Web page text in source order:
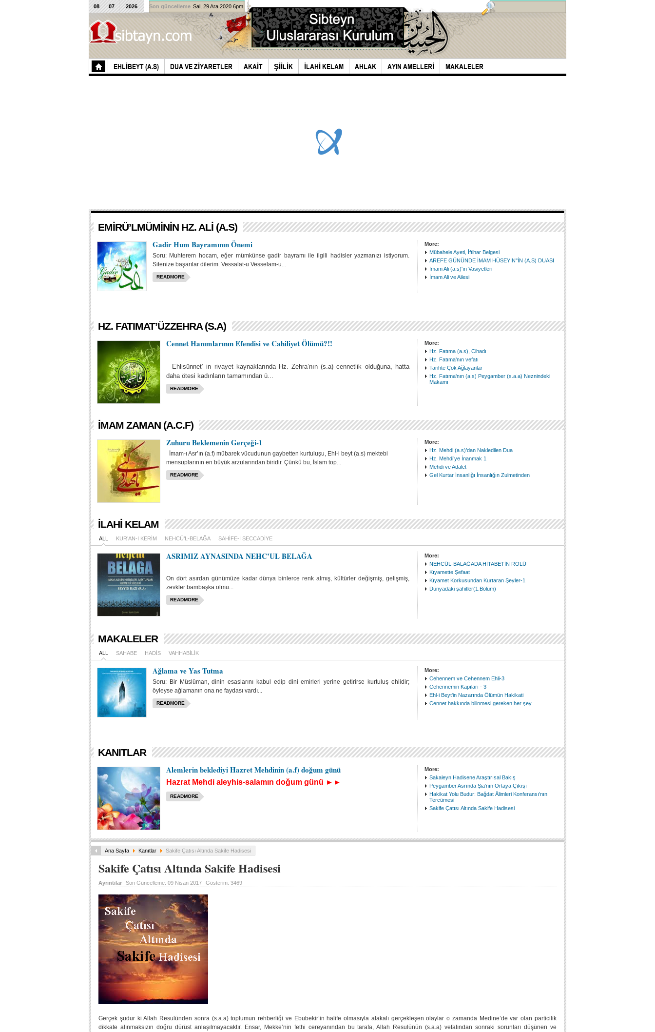
EHLIBEYT (A.S) DUA VE ZIYARETLER AKAIT ŞIILIK İLAHI KELAM AHLAK AYIN AMELLERI MAKALELER
08 07 2026 Son güncelleme Sal, 29 Ara 2020 6pm
EMIRÜ’LMÜMININ HZ. ALI (A.S)
Gadir Hum Bayramının Önemi
Soru: Muhterem hocam, eğer mümkünse gadir bayramı ile ilgili hadisler yazmanızı istiyorum.
Sitenize başarılar dilerim. Vessalat-u Vesselam-u...
READMORE
More:
Mübahele Ayeti, İftihar Belgesi
AREFE GÜNÜNDE İMAM HÜSEYİN"İN (A.S) DUASI
İmam Ali (a.s)'ın Vasiyetleri
İmam Ali ve Ailesi
HZ. FATIMAT’ÜZZEHRA (S.A)
Cennet Hanımlarının Efendisi ve Cahiliyet Ölümü?!!
Ehlisünnet’ in rivayet kaynaklarında Hz. Zehra’nın (s.a) cennetlik olduğuna, hatta
daha ötesi kadınların tamamından ü...
READMORE
More:
Hz. Fatıma (a.s), Cihadı
Hz. Fatıma'nın vefatı
Tarihte Çok Ağlayanlar
Hz. Fatıma'nın (a.s) Peygamber (s.a.a) Neznindeki
Makamı
İMAM ZAMAN (A.C.F)
Zuhuru Beklemenin Gerçeği-1
İmam-ı Asr’ın (a.f) mübarek vücudunun gaybetten kurtuluşu, Ehl-i beyt (a.s) mektebi
mensuplarının en büyük arzularından biridir. Çünkü bu, İslam top...
READMORE
More:
Hz. Mehdi (a.s)’dan Nakledilen Dua
Hz. Mehdi’ye İnanmak 1
Mehdi ve Adalet
Gel Kurtar İnsanlığı İnsanlığın Zulmetinden
İLAHI KELAM
ALL KUR’AN-I KERIM NEHCÜ’L-BELAĞA SAHIFE-I SECCADIYE
ASRIMIZ AYNASINDA NEHC’UL BELAĞA
On dört asırdan günümüze kadar dünya binlerce renk almış, kültürler değişmiş, gelişmiş,
zevkler bambaşka olmu...
READMORE
More:
NEHCÜL-BALAĞADA HİTABETİN ROLÜ
Kıyamette Şefaat
Kıyamet Korkusundan Kurtaran Şeyler-1
Dünyadaki şahitler(1.Bölüm)
MAKALELER
ALL SAHABE HADIS VAHHABILIK
Ağlama ve Yas Tutma
Soru: Bir Müslüman, dinin esaslarını kabul edip dini emirleri yerine getirirse kurtuluş ehlidir;
öyleyse ağlamanın ona ne faydası vardı...
READMORE
More:
Cehennem ve Cehennem Ehli-3
Cehennemin Kapıları - 3
Ehl-i Beyt'in Nazarında Ölümün Hakikati
Cennet hakkında bilinmesi gereken her şey
KANITLAR
Alemlerin beklediyi Hazret Mehdinin (a.f) doğum günü
Hazrat Mehdi aleyhis-salamın doğum günü ►►
READMORE
More:
Sakaleyn Hadisene Araştırısal Bakış
Peygamber Asrında Şia’nın Ortaya Çıkışı
Hakikat Yolu Budur: Bağdat Âlimleri Konferansı’nın
Tercümesi
Sakife Çatısı Altında Sakife Hadisesi
Ana Sayfa Kanıtlar Sakife Çatısı Altında Sakife Hadisesi
Sakife Çatısı Altında Sakife Hadisesi
Ayrıntılar Son Güncelleme: 09 Nisan 2017 Gösterim: 3469
Gerçek şudur ki Allah Resulünden sonra (s.a.a) toplumun rehberliği ve Ebubekir’in halife olmasıyla alakalı gerçekleşen olaylar o zamanda Medine’de var olan particilik
dikkate alınmaksızın doğru dürüst anlaşılmayacaktır. Ensar, Mekke’nin fethi cereyanından bu tarafa, Allah Resulünün (s.a.a) vefatından sonraki sorunları düşünen ve